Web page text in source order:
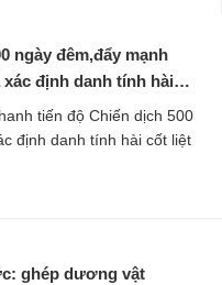
đốc việc ...
ngày đêm,đẩy mạnh
định danh tính hài
tiến độ Chiến dịch 500
định danh tính hài cốt liệt
ghép dương vật